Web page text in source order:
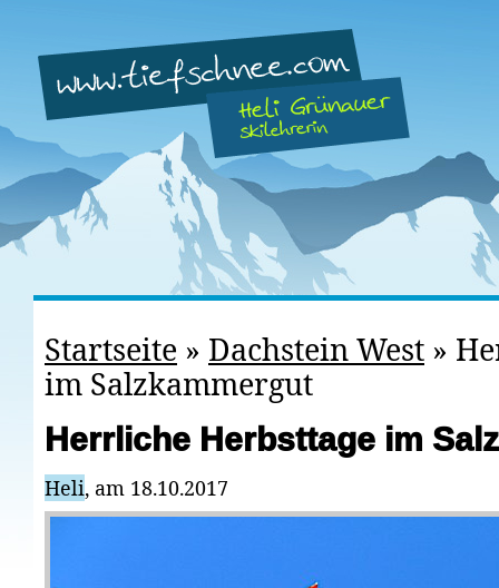
Startseite » Dachstein West »
im Salzkammergut
Herrliche Herbsttage im
Heli, am 18.10.2017